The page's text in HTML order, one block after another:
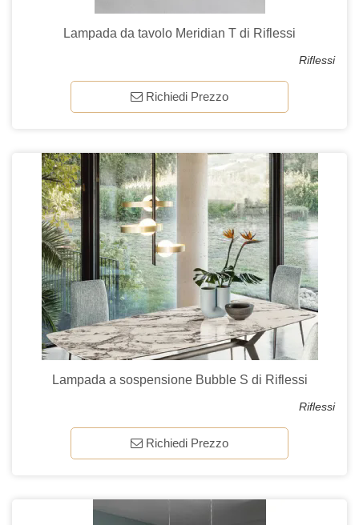
Lampada da tavolo Meridian T di Riflessi
Riflessi
Richiedi Prezzo
Lampada a sospensione Bubble S di Riflessi
Riflessi
Richiedi Prezzo